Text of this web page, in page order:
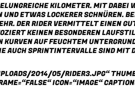
KILOMETER. MIT
ETWAS LOCKERER SCHNÜREN.
DER RIDER VERMITTELT EINEN
KEINEN BESONDEREN
AUF FEUCHTEM
SPRINTINTERVALLE SIND MIT
2014/05/RIDER3.JPG“
ICON=“IMAGE“